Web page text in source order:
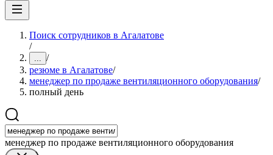
Поиск сотрудников в Агалатове
/
... /
резюме в Агалатове/
менеджер по продаже вентиляционного оборудования/
полный день
менеджер по продаже вентиляционного оборудования